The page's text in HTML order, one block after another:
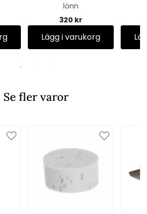
lönn
320 kr
Lägg i varukorg
Se fler varor